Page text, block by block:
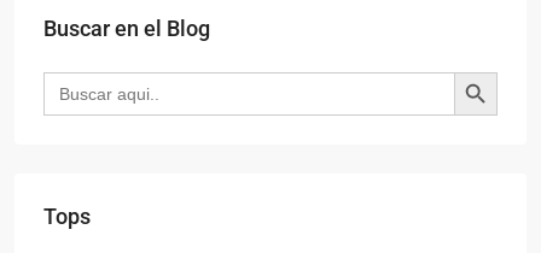
Buscar en el Blog
Buscar: Botón de búsqueda
Tops